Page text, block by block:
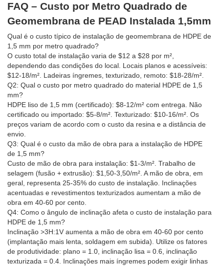
FAQ – Custo por Metro Quadrado de
Geomembrana de PEAD Instalada 1,5mm
Qual é o custo típico de instalação de geomembrana de HDPE de
1,5 mm por metro quadrado?
O custo total de instalação varia de $12 a $28 por m²,
dependendo das condições do local. Locais planos e acessíveis:
$12-18/m². Ladeiras íngremes, texturizado, remoto: $18-28/m².
Q2: Qual o custo por metro quadrado do material HDPE de 1,5
mm?
HDPE liso de 1,5 mm (certificado): $8-12/m² com entrega. Não
certificado ou importado: $5-8/m². Texturizado: $10-16/m². Os
preços variam de acordo com o custo da resina e a distância de
envio.
Q3: Qual é o custo da mão de obra para a instalação de HDPE
de 1,5 mm?
Custo de mão de obra para instalação: $1-3/m². Trabalho de
selagem (fusão + extrusão): $1,50-3,50/m². A mão de obra, em
geral, representa 25-35% do custo de instalação. Inclinações
acentuadas e revestimentos texturizados aumentam a mão de
obra em 40-60 por cento.
Q4: Como o ângulo de inclinação afeta o custo de instalação para
HDPE de 1,5 mm?
Inclinação >3H:1V aumenta a mão de obra em 40-60 por cento
(implantação mais lenta, soldagem em subida). Utilize os fatores
de produtividade: plano = 1.0, inclinação lisa = 0.6, inclinação
texturizada = 0.4. Inclinações mais íngremes podem exigir linhas